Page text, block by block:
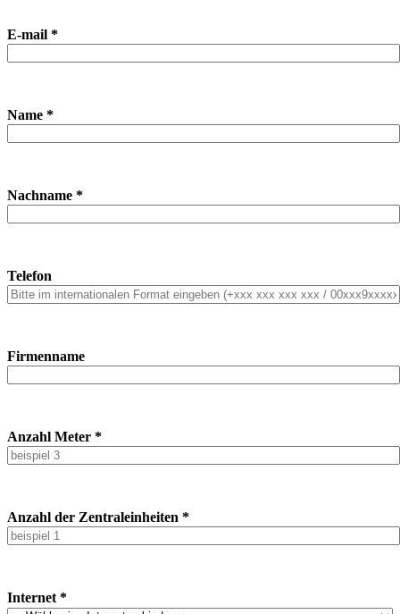
E-mail *
Name *
Nachname *
Telefon
Firmenname
Anzahl Meter *
Anzahl der Zentraleinheiten *
Internet *